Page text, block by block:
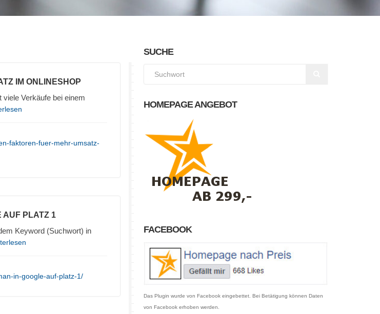
IM ONLINESHOP
Verkäufe bei einem
faktoren-fuer-mehr-umsatz-
AUF PLATZ 1
Keyword (Suchwort) in
in-google-auf-platz-1/
SUCHE
HOMEPAGE ANGEBOT
FACEBOOK
Das Plugin wurde von Facebook eingebettet. Bei Betätigung können Daten
von Facebook erhoben werden.